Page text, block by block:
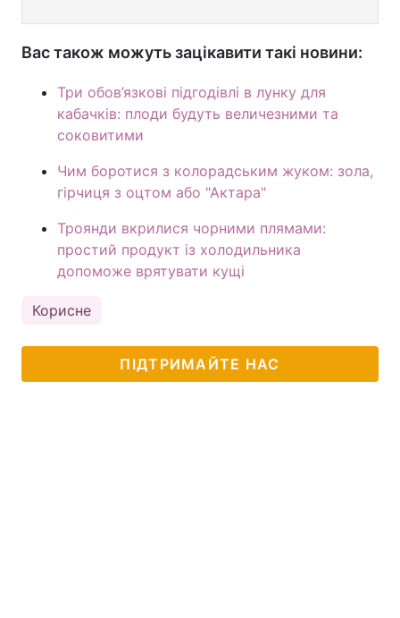
Вас також можуть зацікавити такі новини:
Три обов’язкові підгодівлі в лунку для
кабачків: плоди будуть величезними та
соковитими
Чим боротися з колорадським жуком: зола,
гірчиця з оцтом або "Актара"
Троянди вкрилися чорними плямами:
простий продукт із холодильника
допоможе врятувати кущі
Корисне
ПІДТРИМАЙТЕ НАС